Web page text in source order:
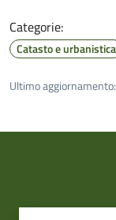
Categorie:
Catasto e urbanistica
Ultimo aggiornamento: